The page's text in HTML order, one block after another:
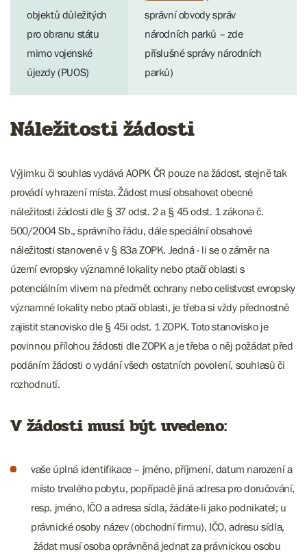
objektů důležitých
pro obranu státu
mimo vojenské
újezdy (PUOS)
správní obvody správ
národních parků – zde
příslušné správy národních
parků)
Náležitosti žádosti
Výjimku či souhlas vydává AOPK ČR pouze na žádost, stejně tak
provádí vyhrazení místa. Žádost musí obsahovat obecné
náležitosti žádosti dle § 37 odst. 2 a § 45 odst. 1 zákona č.
500/2004 Sb., správního řádu, dále speciální obsahové
náležitosti stanovené v § 83a ZOPK. Jedná - li se o záměr na
území evropsky významné lokality nebo ptačí oblasti s
potenciálním vlivem na předmět ochrany nebo celistvost evropsky
významné lokality nebo ptačí oblasti, je třeba si vždy přednostně
zajistit stanovisko dle § 45i odst. 1 ZOPK. Toto stanovisko je
povinnou přílohou žádosti dle ZOPK a je třeba o něj požádat před
podáním žádosti o vydání všech ostatních povolení, souhlasů či
rozhodnutí.
V žádosti musí být uvedeno:
vaše úplná identifikace – jméno, příjmení, datum narození a
místo trvalého pobytu, popřípadě jiná adresa pro doručování,
resp. jméno, IČO a adresa sídla, žádáte-li jako podnikatel; u
právnické osoby název (obchodní firmu), IČO, adresu sídla,
žádat musí osoba oprávněná jednat za právnickou osobu